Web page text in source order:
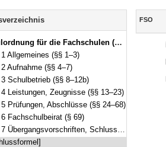
reduzieren
Fachschulen (Fachschulordnung – FSO) Vom 15. Mai 2017 (GVBl. S. 186) BayRS 2236-6-1-1-K (§§ 1–71)
erweitern
Allgemeines (§§ 1–3)
erweitern
Aufnahme (§§ 4–7)
erweitern
Schulbetrieb (§§ 8–12b)
erweitern
Leistungen, Zeugnisse (§§ 13–23)
erweitern
Prüfungen, Abschlüsse (§§ 24–68)
erweitern
Fachschulbeirat (§ 69)
erweitern
Schlussvorschriften (§§ 70–71)
Inhalt
FSO